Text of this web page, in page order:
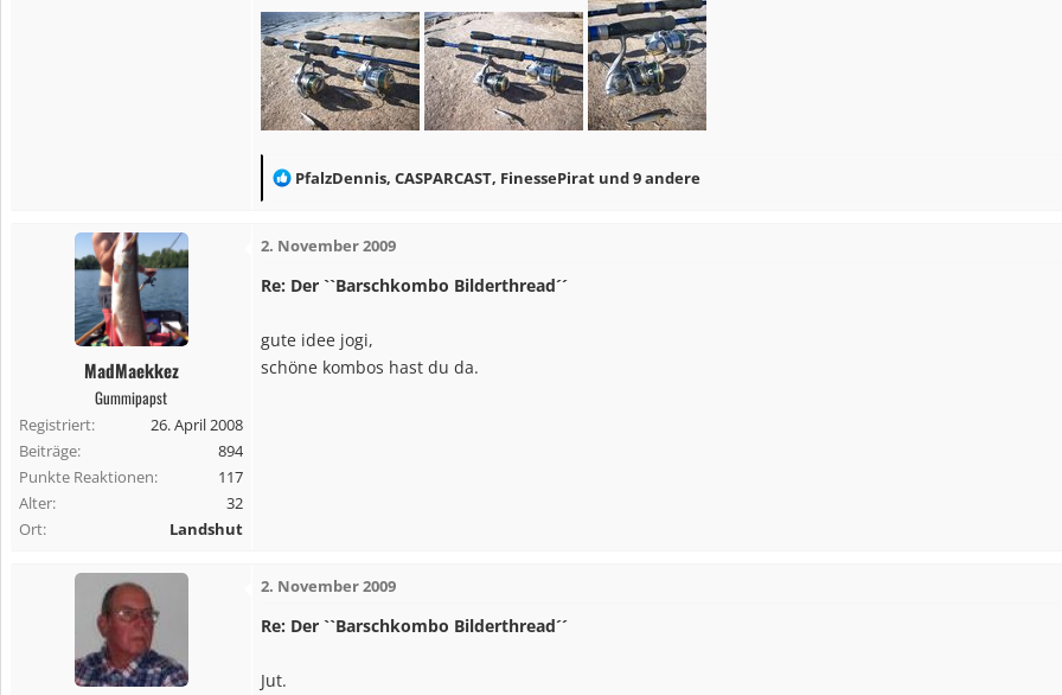
R
k
t
o
n
PfalzDennis, CASPARCAST, FinessePirat und 9 andere
MadMaekkez
Gummipapst
Registriert
26. April 2008
Beiträge
894
Punkte Reaktionen
117
Alter
32
Ort
Landshut
2. November 2009
Re: Der ``Barschkombo Bilderthread´´
gute idee jogi,
schöne kombos hast du da.
2. November 2009
Re: Der ``Barschkombo Bilderthread´´
Jut.